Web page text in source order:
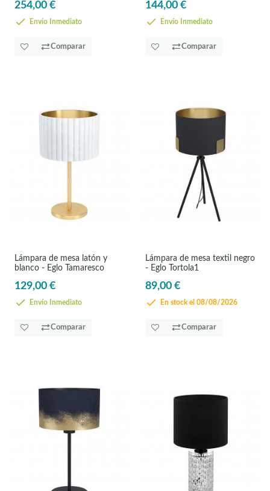
254,00 €
Envío Inmediato
Comparar
144,00 €
Envío Inmediato
Comparar
Lámpara de mesa latón y
blanco - Eglo Tamaresco
129,00 €
Envío Inmediato
Comparar
Lámpara de mesa textil negro
- Eglo Tortola1
89,00 €
En stock el 08/08/2026
Comparar